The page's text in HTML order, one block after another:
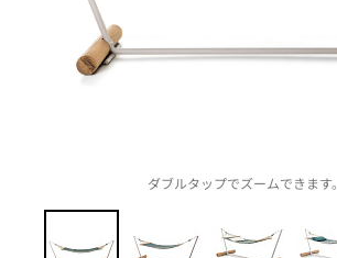
ダブルタップでズームできます。